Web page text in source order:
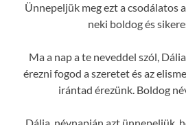
Ünnepeljük meg ezt a csodálatos
neki boldog és
Ma a nap a te neveddel szól,
érezni fogod a szeretet és az
irántad érezünk. Boldog